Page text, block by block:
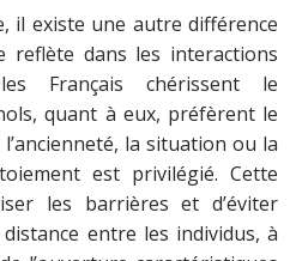
il existe une autre différence
reflète dans les interactions
Français chérissent le
quant à eux, préfèrent le
la situation ou la
est privilégié. Cette
les barrières et d’éviter
entre les individus, à